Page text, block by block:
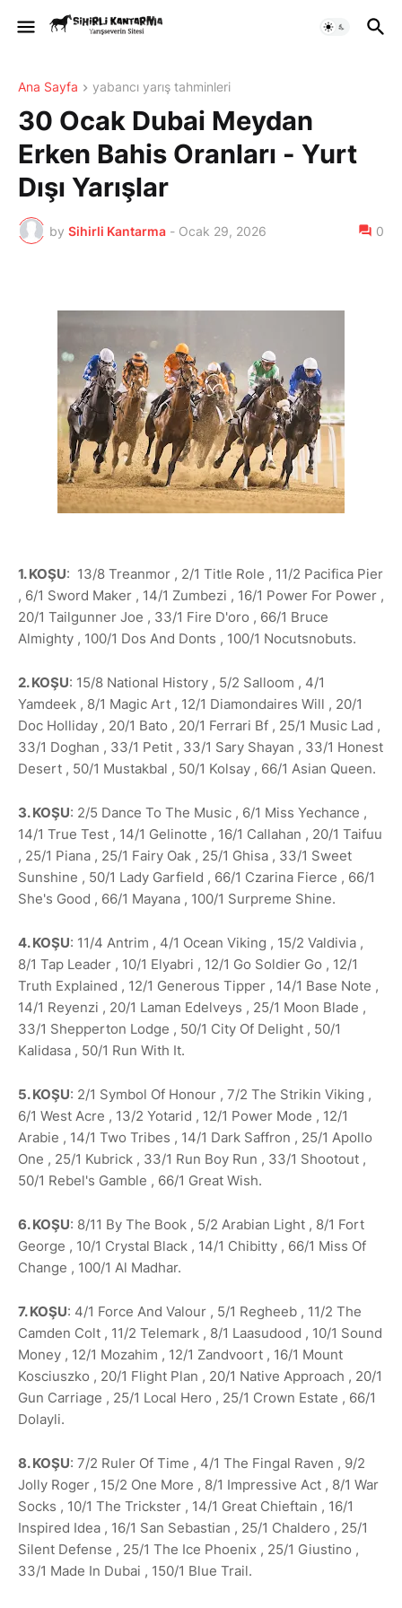
Ana Sayfa yabancı yarış tahminleri
30 Ocak Dubai Meydan
Erken Bahis Oranları - Yurt
Dışı Yarışlar
by Sihirli Kantarma - Ocak 29, 2026 0
1. KOŞU: 13/8 Treanmor , 2/1 Title Role , 11/2 Pacifica Pier
, 6/1 Sword Maker , 14/1 Zumbezi , 16/1 Power For Power ,
20/1 Tailgunner Joe , 33/1 Fire D'oro , 66/1 Bruce
Almighty , 100/1 Dos And Donts , 100/1 Nocutsnobuts.
2. KOŞU: 15/8 National History , 5/2 Salloom , 4/1
Yamdeek , 8/1 Magic Art , 12/1 Diamondaires Will , 20/1
Doc Holliday , 20/1 Bato , 20/1 Ferrari Bf , 25/1 Music Lad ,
33/1 Doghan , 33/1 Petit , 33/1 Sary Shayan , 33/1 Honest
Desert , 50/1 Mustakbal , 50/1 Kolsay , 66/1 Asian Queen.
3. KOŞU: 2/5 Dance To The Music , 6/1 Miss Yechance ,
14/1 True Test , 14/1 Gelinotte , 16/1 Callahan , 20/1 Taifuu
, 25/1 Piana , 25/1 Fairy Oak , 25/1 Ghisa , 33/1 Sweet
Sunshine , 50/1 Lady Garfield , 66/1 Czarina Fierce , 66/1
She's Good , 66/1 Mayana , 100/1 Surpreme Shine.
4. KOŞU: 11/4 Antrim , 4/1 Ocean Viking , 15/2 Valdivia ,
8/1 Tap Leader , 10/1 Elyabri , 12/1 Go Soldier Go , 12/1
Truth Explained , 12/1 Generous Tipper , 14/1 Base Note ,
14/1 Reyenzi , 20/1 Laman Edelveys , 25/1 Moon Blade ,
33/1 Shepperton Lodge , 50/1 City Of Delight , 50/1
Kalidasa , 50/1 Run With It.
5. KOŞU: 2/1 Symbol Of Honour , 7/2 The Strikin Viking ,
6/1 West Acre , 13/2 Yotarid , 12/1 Power Mode , 12/1
Arabie , 14/1 Two Tribes , 14/1 Dark Saffron , 25/1 Apollo
One , 25/1 Kubrick , 33/1 Run Boy Run , 33/1 Shootout ,
50/1 Rebel's Gamble , 66/1 Great Wish.
6. KOŞU: 8/11 By The Book , 5/2 Arabian Light , 8/1 Fort
George , 10/1 Crystal Black , 14/1 Chibitty , 66/1 Miss Of
Change , 100/1 Al Madhar.
7. KOŞU: 4/1 Force And Valour , 5/1 Regheeb , 11/2 The
Camden Colt , 11/2 Telemark , 8/1 Laasudood , 10/1 Sound
Money , 12/1 Mozahim , 12/1 Zandvoort , 16/1 Mount
Kosciuszko , 20/1 Flight Plan , 20/1 Native Approach , 20/1
Gun Carriage , 25/1 Local Hero , 25/1 Crown Estate , 66/1
Dolayli.
8. KOŞU: 7/2 Ruler Of Time , 4/1 The Fingal Raven , 9/2
Jolly Roger , 15/2 One More , 8/1 Impressive Act , 8/1 War
Socks , 10/1 The Trickster , 14/1 Great Chieftain , 16/1
Inspired Idea , 16/1 San Sebastian , 25/1 Chaldero , 25/1
Silent Defense , 25/1 The Ice Phoenix , 25/1 Giustino ,
33/1 Made In Dubai , 150/1 Blue Trail.